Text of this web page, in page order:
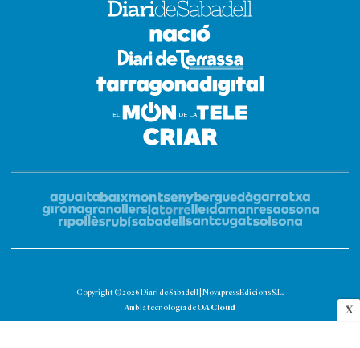
X
Copyright © 2026 Diari de Sabadell | Novapress Edicions S.L.
Amb la tecnologia de OA Cloud